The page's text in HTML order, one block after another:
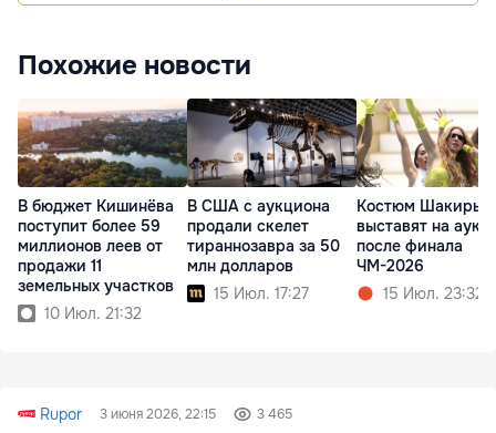
Похожие новости
В бюджет Кишинёва
поступит более 59
миллионов леев от
продажи 11
земельных участков
10 Июл. 21:32
В США с аукциона
продали скелет
тираннозавра за 50
млн долларов
15 Июл. 17:27
Костюм Шакиры
выставят на
после финала
ЧМ-2026
15 Июл. 23:32
Rupor 3 июня 2026, 22:15 3 465